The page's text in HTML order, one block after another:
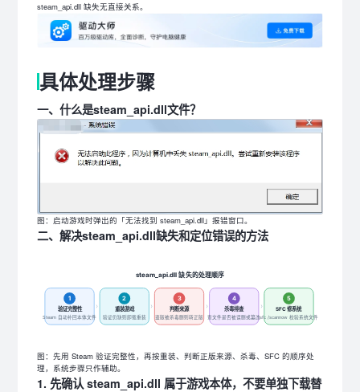
steam_api.dll 缺失无直接关系。
具体处理步骤
一、什么是steam_api.dll文件？
图：启动游戏时弹出的「无法找到 steam_api.dll」报错窗口。
二、解决steam_api.dll缺失和定位错误的方法
steam_api.dll 缺失的处理顺序
1
验证完整性
Steam 自动补回本体文件
›
2
重装游戏
验证仍缺则卸载重装
›
3
判断来源
盗版被杀毒删则转正版
›
4
杀毒排查
查文件是否被误删或篡改
›
5
SFC 修系统
sfc /scannow 校验系统文件
图：先用 Steam 验证完整性，再按重装、判断正版来源、杀毒、SFC 的顺序处
理，系统步骤只作辅助。
1. 先确认 steam_api.dll 属于游戏本体，不要单独下载替